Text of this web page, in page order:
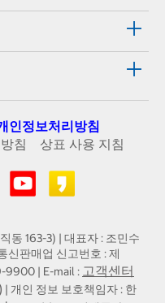
인정보처리방침
침
상표 사용 지침
동 163-3) | 대표자 : 조민수
신판매업 신고번호 : 제
9900 | E-mail : 고객센터
| 개인 정보 보호책임자 : 한